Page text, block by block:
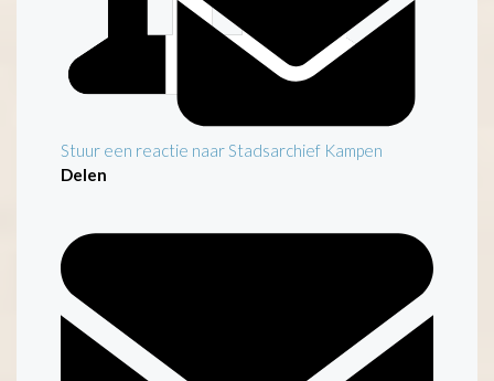
Stuur een reactie naar Stadsarchief Kampen
Delen